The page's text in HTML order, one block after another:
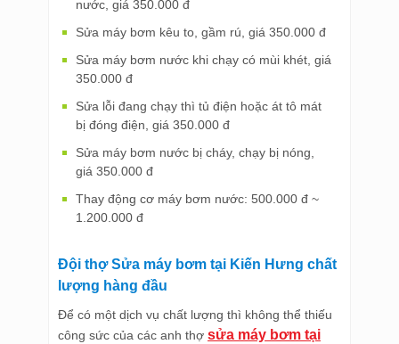
nước, giá 350.000 đ
Sửa máy bơm kêu to, gầm rú, giá 350.000 đ
Sửa máy bơm nước khi chạy có mùi khét, giá
350.000 đ
Sửa lỗi đang chạy thì tủ điện hoặc át tô mát
bị đóng điện, giá 350.000 đ
Sửa máy bơm nước bị cháy, chạy bị nóng,
giá 350.000 đ
Thay động cơ máy bơm nước: 500.000 đ ~
1.200.000 đ
Đội thợ Sửa máy bơm tại Kiến Hưng chất
lượng hàng đầu
Để có một dịch vụ chất lượng thì không thể thiếu
công sức của các anh thợ sửa máy bơm tại